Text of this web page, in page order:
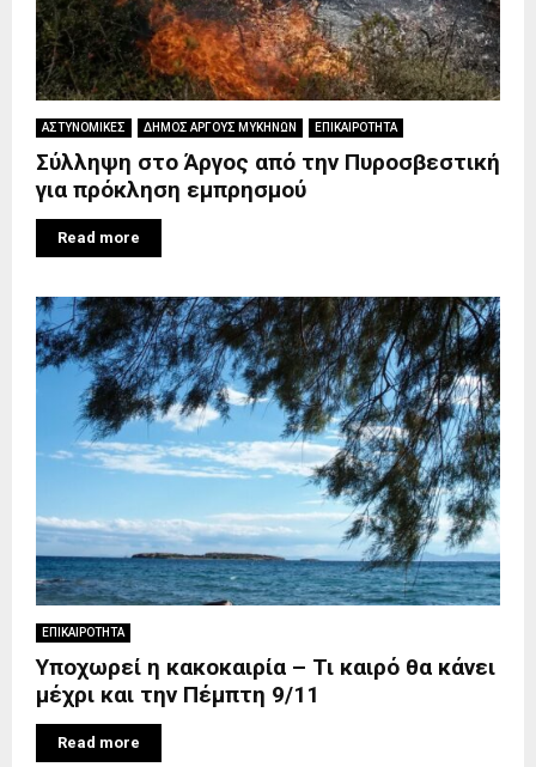
ΑΣΤΥΝΟΜΙΚΕΣ ΔΗΜΟΣ ΑΡΓΟΥΣ ΜΥΚΗΝΩΝ ΕΠΙΚΑΙΡΟΤΗΤΑ
Σύλληψη στο Άργος από την Πυροσβεστική
για πρόκληση εμπρησμού
Read more
ΕΠΙΚΑΙΡΟΤΗΤΑ
Υποχωρεί η κακοκαιρία – Τι καιρό θα κάνει
μέχρι και την Πέμπτη 9/11
Read more